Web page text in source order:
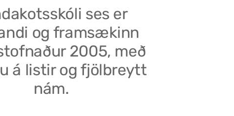
ses er
og framsækinn
2005, með
á listir og fjölbreytt
nám.